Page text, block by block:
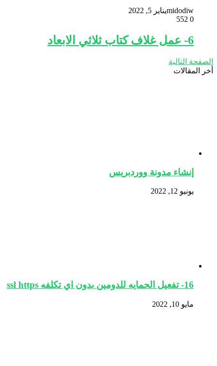
midodiwيناير 5, 2022
0
6- عمل غلاف كتاب ثلاثي الابعاد
الصفحة التالية
أخر المقالات
إنشاء مدونة ووردبريس
يونيو 12, 2022
16- تفعيل الحمايه للدومين بدون اي تكلفه ssl https
مايو 10, 2022